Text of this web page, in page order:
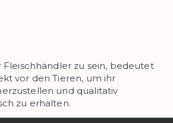
Fleischhändler zu sein, bedeutet
vor den Tieren, um ihr
und qualitativ
zu erhalten.